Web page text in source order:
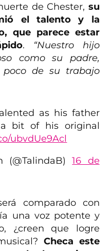
de Chester, su
el talento y la
que parece estar
. “Nuestro hijo
como su padre,
de su trabajo
as his father
a bit of his original
ubvdUe9Acl
(@TalindaB)16 de
comparado con
una voz potente y
¿creen que logre
Checa este